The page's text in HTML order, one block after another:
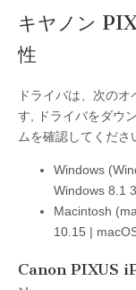
キヤノン
性
ドライバは、次の
す, ドライバをダウ
ムを確認してくださ
Windows
Windows 8.1
Macintosh
10.15 |
Canon PIXUS